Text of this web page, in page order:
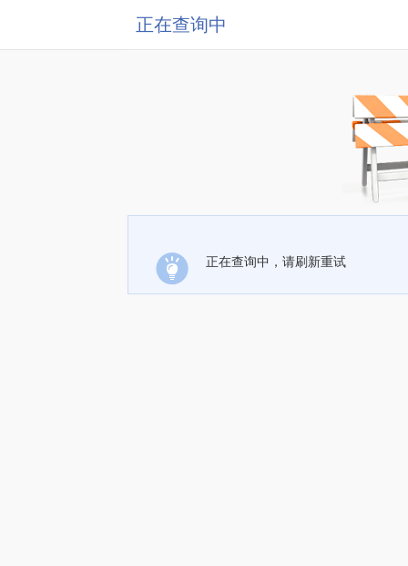
正在查询中
正在查询中，请刷新重试